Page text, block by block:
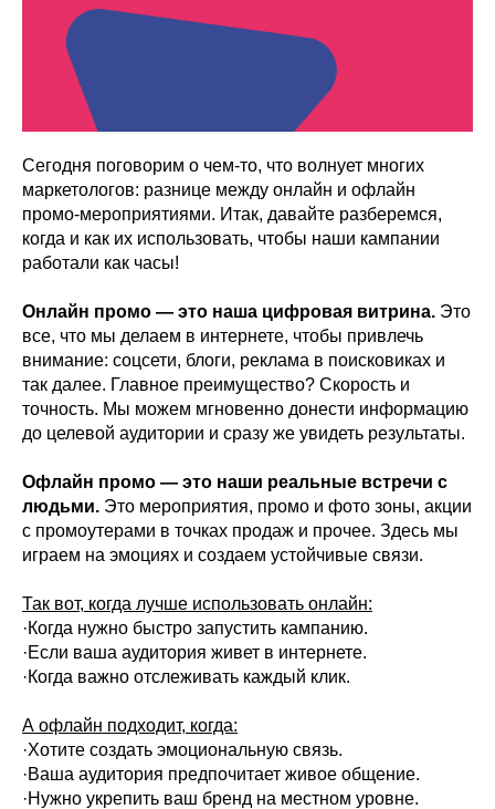
Сегодня поговорим о чем-то, что волнует многих
маркетологов: разнице между онлайн и офлайн
промо-мероприятиями. Итак, давайте разберемся,
когда и как их использовать, чтобы наши кампании
работали как часы!
Онлайн промо — это наша цифровая витрина. Это
все, что мы делаем в интернете, чтобы привлечь
внимание: соцсети, блоги, реклама в поисковиках и
так далее. Главное преимущество? Скорость и
точность. Мы можем мгновенно донести информацию
до целевой аудитории и сразу же увидеть результаты.
Офлайн промо — это наши реальные встречи с
людьми. Это мероприятия, промо и фото зоны, акции
с промоутерами в точках продаж и прочее. Здесь мы
играем на эмоциях и создаем устойчивые связи.
Так вот, когда лучше использовать онлайн:
·Когда нужно быстро запустить кампанию.
·Если ваша аудитория живет в интернете.
·Когда важно отслеживать каждый клик.
А офлайн подходит, когда:
·Хотите создать эмоциональную связь.
·Ваша аудитория предпочитает живое общение.
·Нужно укрепить ваш бренд на местном уровне.